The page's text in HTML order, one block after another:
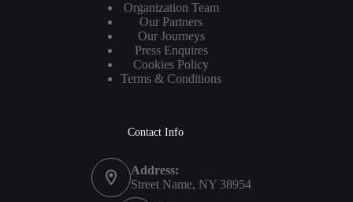
Organization Team
Our Partners
Our Journeys
Press Enquires
Cookies Policy
Terms & Conditions
Contact Info
Address:
Street Name, NY 38954